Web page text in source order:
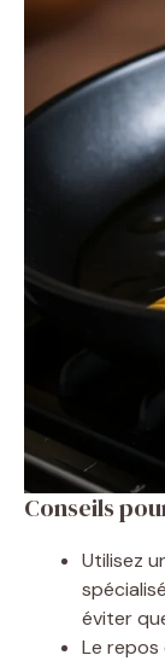
Conseils
Utilisez
éviter
Le repos